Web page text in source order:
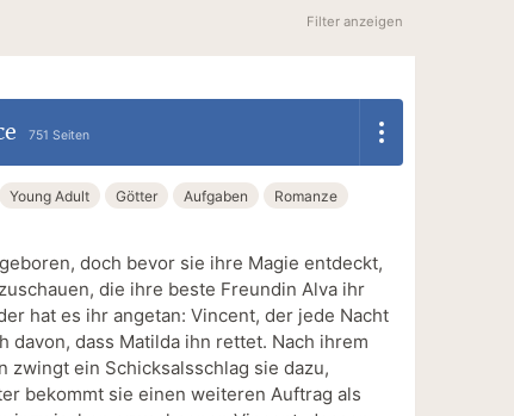
Filter anzeigen
751 Seiten
Young Adult Götter Aufgaben
Romanze
doch bevor sie ihre Magie entdeckt,
die ihre beste Freundin Alva ihr
hat es ihr angetan: Vincent, der jede Nacht
dass Matilda ihn rettet. Nach ihrem
ein Schicksalsschlag sie dazu,
bekommt sie einen weiteren Auftrag als